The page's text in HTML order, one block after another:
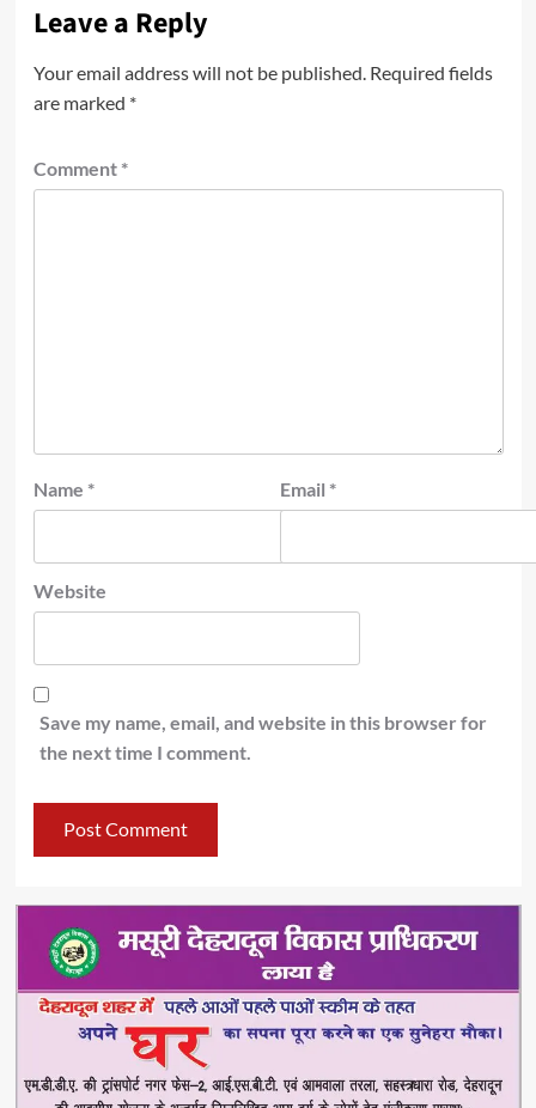
Leave a Reply
Your email address will not be published. Required fields
are marked *
Comment *
Name * Email *
Website
Save my name, email, and website in this browser for
the next time I comment.